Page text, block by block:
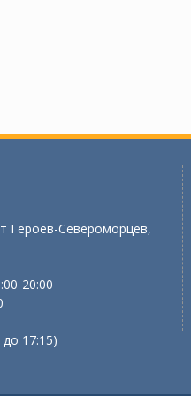
Героев-Североморцев,
20:00
17:15)